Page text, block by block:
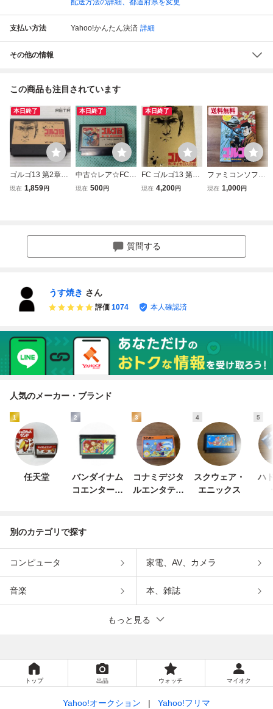
配送方法の詳細、都道府県を変更
支払い方法 Yahoo!かんたん決済 詳細
その他の情報
この商品も注目されています
本日終了
ゴルゴ13 第2章イ
カロスの謎 ファミ
現在 1,859円
本日終了
中古☆レア☆FC☆
ゴルゴ13 第一章
リーニング済☆動
現在 500円
本日終了
FC ゴルゴ13 第二
章 イカロスの謎
現在 4,200円
送料無料
ファミコンソフト
ゴルゴ13 第一章
現在 1,000円
質問する
うす焼き さん
評価 1074 本人確認済
人気のメーカー・ブランド
1
任天堂
2
バンダイナム
コエンターテ
3
コナミデジタ
ルエンタテイ
4
スクウェア・
エニックス
5
ハ
別のカテゴリで探す
コンピュータ 家電、AV、カメラ
音楽 本、雑誌
もっと見る
トップ 出品 ウォッチ マイオク
Yahoo!オークション Yahoo!フリマ